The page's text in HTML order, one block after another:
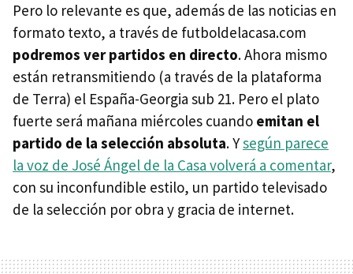
Pero lo relevante es que, además de las noticias en
formato texto, a través de futboldelacasa.com
podremos ver partidos en directo. Ahora mismo
están retransmitiendo (a través de la plataforma
de Terra) el España-Georgia sub 21. Pero el plato
fuerte será mañana miércoles cuando emitan el
partido de la selección absoluta. Ysegún parece
la voz de José Ángel de la Casa volverá a comentar,
con su inconfundible estilo, un partido televisado
de la selección por obra y gracia de internet.